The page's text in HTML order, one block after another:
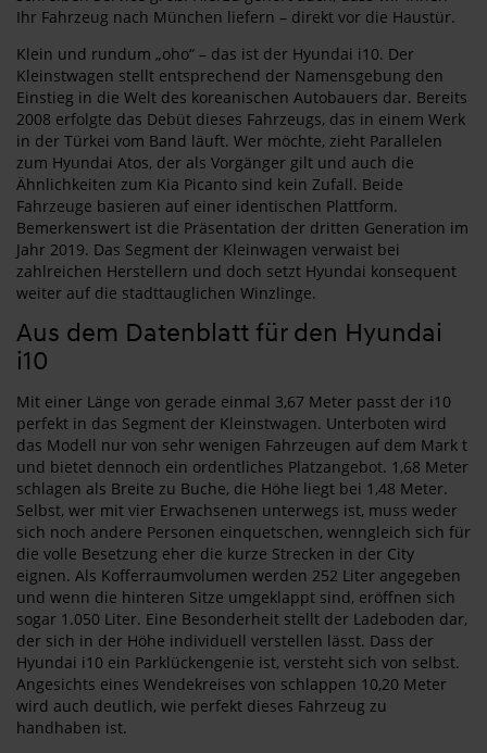
Ihr Fahrzeug nach München liefern – direkt vor die Haustür.
Klein und rundum „oho“ – das ist der Hyundai i10. Der
Kleinstwagen stellt entsprechend der Namensgebung den
Einstieg in die Welt des koreanischen Autobauers dar. Bereits
2008 erfolgte das Debüt dieses Fahrzeugs, das in einem Werk
in der Türkei vom Band läuft. Wer möchte, zieht Parallelen
zum Hyundai Atos, der als Vorgänger gilt und auch die
Ähnlichkeiten zum Kia Picanto sind kein Zufall. Beide
Fahrzeuge basieren auf einer identischen Plattform.
Bemerkenswert ist die Präsentation der dritten Generation im
Jahr 2019. Das Segment der Kleinwagen verwaist bei
zahlreichen Herstellern und doch setzt Hyundai konsequent
weiter auf die stadttauglichen Winzlinge.
Aus dem Datenblatt für den Hyundai
i10
Mit einer Länge von gerade einmal 3,67 Meter passt der i10
perfekt in das Segment der Kleinstwagen. Unterboten wird
das Modell nur von sehr wenigen Fahrzeugen auf dem Mark t
und bietet dennoch ein ordentliches Platzangebot. 1,68 Meter
schlagen als Breite zu Buche, die Höhe liegt bei 1,48 Meter.
Selbst, wer mit vier Erwachsenen unterwegs ist, muss weder
sich noch andere Personen einquetschen, wenngleich sich für
die volle Besetzung eher die kurze Strecken in der City
eignen. Als Kofferraumvolumen werden 252 Liter angegeben
und wenn die hinteren Sitze umgeklappt sind, eröffnen sich
sogar 1.050 Liter. Eine Besonderheit stellt der Ladeboden dar,
der sich in der Höhe individuell verstellen lässt. Dass der
Hyundai i10 ein Parklückengenie ist, versteht sich von selbst.
Angesichts eines Wendekreises von schlappen 10,20 Meter
wird auch deutlich, wie perfekt dieses Fahrzeug zu
handhaben ist.